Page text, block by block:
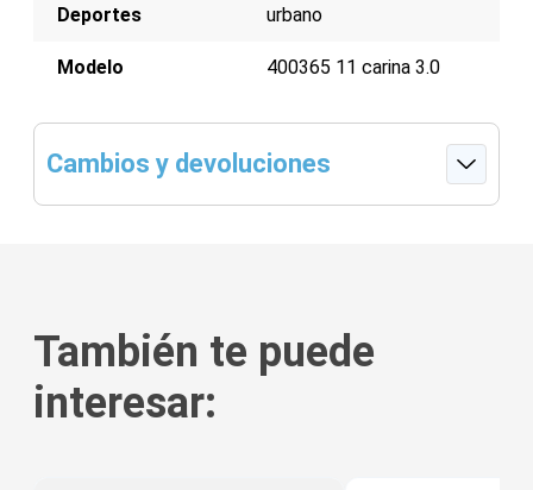
Deportes urbano
Modelo 400365 11 carina 3.0
Cambios y devoluciones
También te puede
interesar: